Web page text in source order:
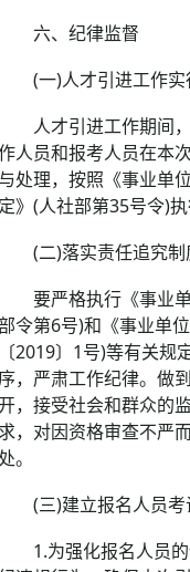
、纪律监督
一)人才引进工作实
才引进工作期间，
人员和报考人员在本
处理，按照《事业单
》(人社部第35号令)执
二)落实责任追究制
严格执行《事业单
令第6号)和《事业单
2019〕1号)等有关规
，严肃工作纪律。做
，接受社会和群众的
，对因资格审查不严
。
三)建立报名人员考
为强化报名人员的